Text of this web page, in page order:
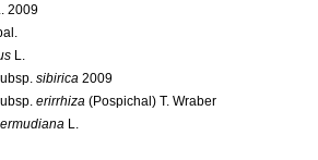
2009
L.
sibirica 2009
erirrhiza (Pospichal) T. Wraber
L.